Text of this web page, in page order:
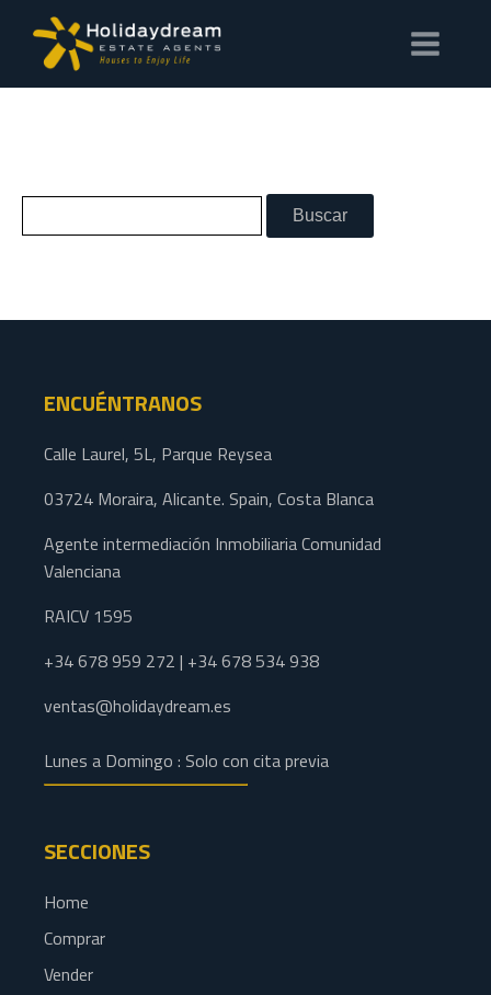
ENCUÉNTRANOS
Calle Laurel, 5L, Parque Reysea
03724 Moraira, Alicante. Spain, Costa Blanca
Agente intermediación Inmobiliaria Comunidad
Valenciana
RAICV 1595
+34 678 959 272 | +34 678 534 938
ventas@holidaydream.es
Lunes a Domingo : Solo con cita previa
SECCIONES
Home
Comprar
Vender